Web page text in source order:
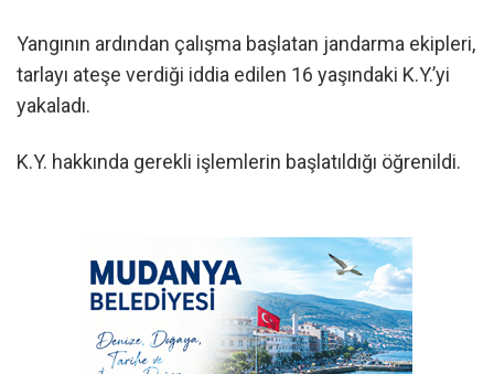
Yangının ardından çalışma başlatan jandarma ekipleri,
tarlayı ateşe verdiği iddia edilen 16 yaşındaki K.Y.’yi
yakaladı.
K.Y. hakkında gerekli işlemlerin başlatıldığı öğrenildi.